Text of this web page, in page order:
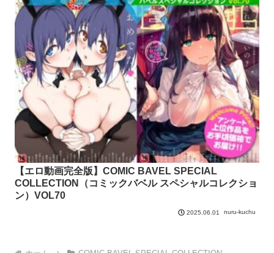
【エロ動画完全版】COMIC BAVEL SPECIAL
COLLECTION（コミックバベル スペシャルコレクショ
ン）VOL70
2025.06.01 nuru-kuchu